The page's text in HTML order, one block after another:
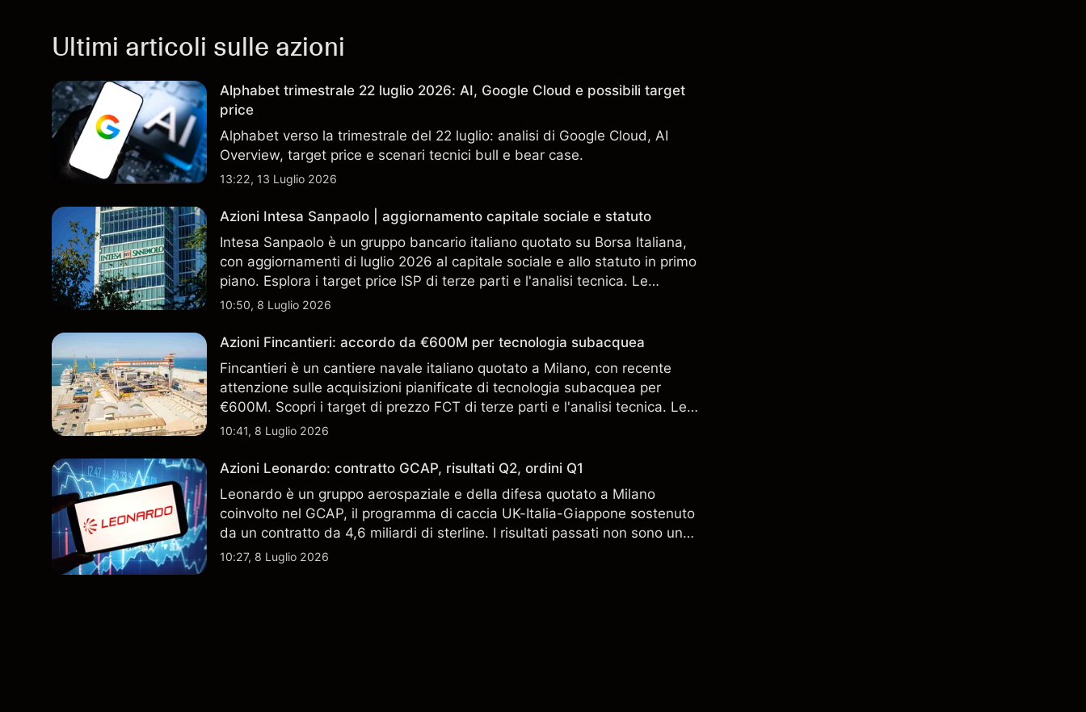
Ultimi articoli sulle azioni
Alphabet trimestrale 22 luglio 2026: AI, Google Cloud e possibili target
price
Alphabet verso la trimestrale del 22 luglio: analisi di Google Cloud, AI
Overview, target price e scenari tecnici bull e bear case.
13:22, 13 Luglio 2026
Azioni Intesa Sanpaolo | aggiornamento capitale sociale e statuto
Intesa Sanpaolo è un gruppo bancario italiano quotato su Borsa Italiana,
con aggiornamenti di luglio 2026 al capitale sociale e allo statuto in primo
piano. Esplora i target price ISP di terze parti e l'analisi tecnica. Le
performance passate non sono un indicatore affidabile dei risultati futuri.
10:50, 8 Luglio 2026
Azioni Fincantieri: accordo da €600M per tecnologia subacquea
Fincantieri è un cantiere navale italiano quotato a Milano, con recente
attenzione sulle acquisizioni pianificate di tecnologia subacquea per
€600M. Scopri i target di prezzo FCT di terze parti e l'analisi tecnica. Le
performance passate non sono un indicatore affidabile dei risultati futuri.
10:41, 8 Luglio 2026
Azioni Leonardo: contratto GCAP, risultati Q2, ordini Q1
Leonardo è un gruppo aerospaziale e della difesa quotato a Milano
coinvolto nel GCAP, il programma di caccia UK-Italia-Giappone sostenuto
da un contratto da 4,6 miliardi di sterline. I risultati passati non sono un
indicatore affidabile dei risultati futuri.
10:27, 8 Luglio 2026